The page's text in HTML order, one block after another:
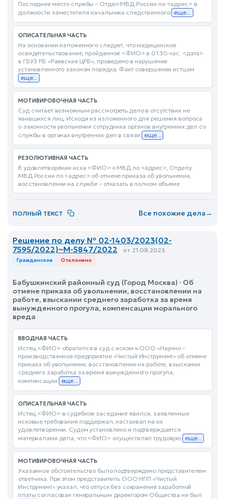
Последнее место службы – Отдел МВД России по <адрес> в
должности заместителя начальника следственного еще...
ОПИСАТЕЛЬНАЯ ЧАСТЬ
На основании изложенного следует, что медицинское
освидетельствование, пройденное <ФИО> в 01.30 час. <дата>
в ГБУЗ РБ «Раевская ЦРБ», проведено в нарушение
установленного законом порядка. Факт совершения истцом
еще...
МОТИВИРОВОЧНАЯ ЧАСТЬ
Суд считает возможным рассмотреть дело в отсутствии не
явившихся лиц. Исходя из изложенного для решения вопроса
о законности увольнения сотрудника органов внутренних дел со
службы в органах внутренних дел в связи еще...
РЕЗОЛЮТИВНАЯ ЧАСТЬ
В удовлетворении иска <ФИО> к МВД по <адрес>, Отделу
МВД России по <адрес> об отмене приказа об увольнении,
восстановлении на службе – отказать в полном объеме
ПОЛНЫЙ ТЕКСТ Все похожие дела→
Решение по делу № 02-1403/2023(02-
7595/2022)~М-5847/2022
от 21.08.2023
Гражданское Отклонено
Бабушкинский районный суд (Город Москва) · Об
отмене приказа об увольнении, восстановлении на
работе, взыскании среднего заработка за время
вынужденного прогула, компенсации морального
вреда
ВВОДНАЯ ЧАСТЬ
Истец <ФИО> обратился в суд с иском к ООО «Научно –
производственное предприятие «Чистый Инструмент» об отмене
приказа об увольнении, восстановлении на работе, взыскании
среднего заработка за время вынужденного прогула,
компенсации
еще...
ОПИСАТЕЛЬНАЯ ЧАСТЬ
Истец <ФИО> в судебное заседание явился, заявленные
исковые требования поддержал, настаивал на их
удовлетворении. Судом установлено и подтверждается
материалами дела, что <ФИО> осуществлял трудовую еще...
МОТИВИРОВОЧНАЯ ЧАСТЬ
Указанное обстоятельство было подтверждено представителем
ответчика. При этом представитель ООО НПП «Чистый
Инструмент» указал, что отпуск без сохранения заработной
платы согласован генеральным директором Общества не был